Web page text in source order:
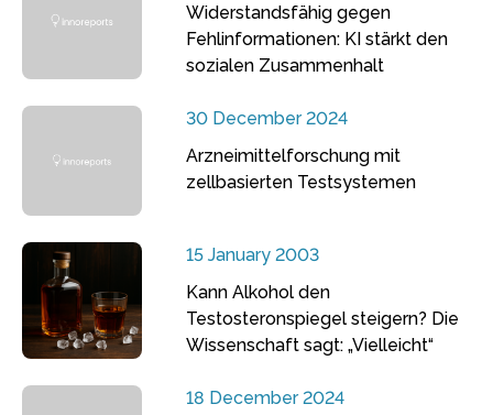
Widerstandsfähig gegen
Fehlinformationen: KI stärkt den
sozialen Zusammenhalt
30 December 2024
Arzneimittelforschung mit
zellbasierten Testsystemen
15 January 2003
Kann Alkohol den
Testosteronspiegel steigern? Die
Wissenschaft sagt: „Vielleicht“
18 December 2024